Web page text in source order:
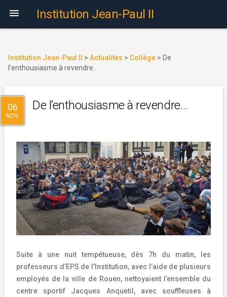
 Institution Jean-Paul II
Institution Jean-Paul II > Actualites > Collège > De
l’enthousiasme à revendre…
06
NOV
De l’enthousiasme à revendre…
Suite à une nuit tempétueuse, dès 7h du matin, les
professeurs d’EPS de l’Institution, avec l’aide de plusieurs
employés de la ville de Rouen, nettoyaient l’ensemble du
centre sportif Jacques Anquetil, avec souffleuses à